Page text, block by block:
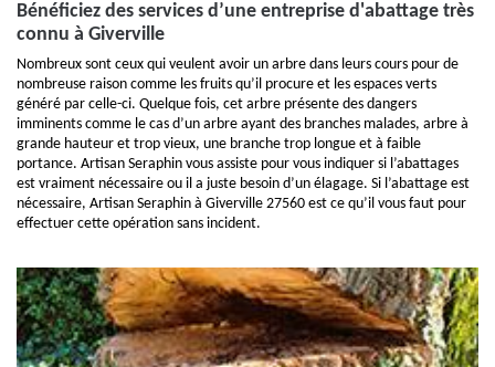
Bénéficiez des services d’une entreprise d'abattage très
connu à Giverville
Nombreux sont ceux qui veulent avoir un arbre dans leurs cours pour de
nombreuse raison comme les fruits qu’il procure et les espaces verts
généré par celle-ci. Quelque fois, cet arbre présente des dangers
imminents comme le cas d’un arbre ayant des branches malades, arbre à
grande hauteur et trop vieux, une branche trop longue et à faible
portance. Artisan Seraphin vous assiste pour vous indiquer si l’abattages
est vraiment nécessaire ou il a juste besoin d’un élagage. Si l’abattage est
nécessaire, Artisan Seraphin à Giverville 27560 est ce qu’il vous faut pour
effectuer cette opération sans incident.